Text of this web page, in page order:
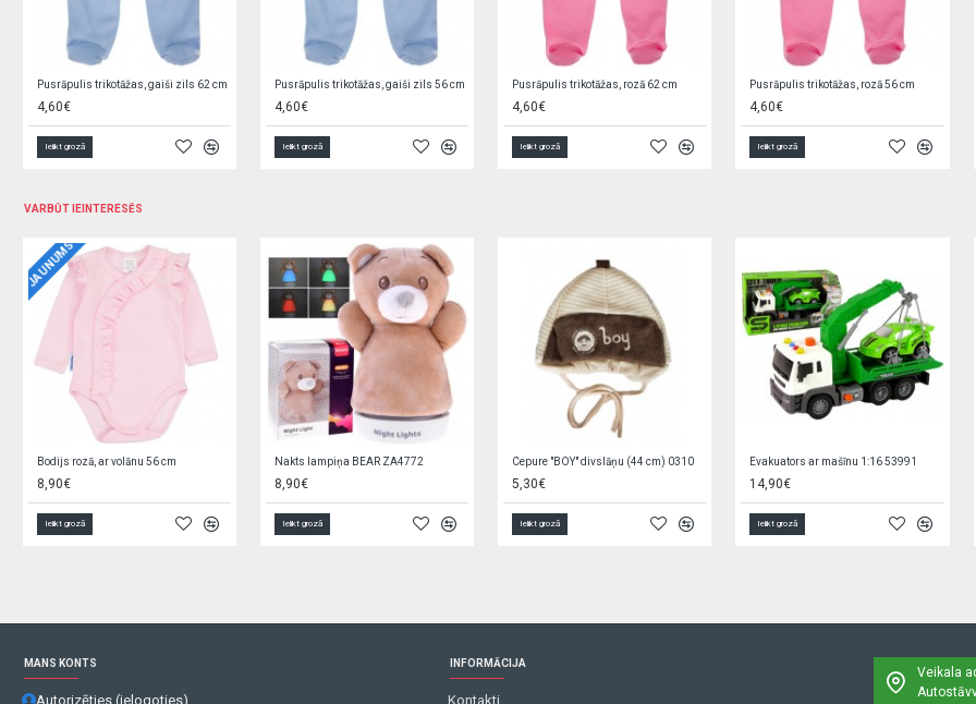
Jaciņa trikotāžas, rozā 62 cm O0YEYROX
5,90€
Ielikt grozā
Jaciņa trikotāžas, gaiši zila 62 cm F9W2GGPL
5,90€
Ielikt grozā
5,90€
Ielikt grozā
Zīdaiņu cimdiņi-dūraiņi STARS
1,90€
Ielikt grozā
VARBŪT IEINTERESĒS
NOLIKTAVAS TĪRĪŠANA
Cimdi 1P SKI BOY REN-0291 (14)
7,20€
Ielikt grozā
5,90€
Ielikt grozā
Boksa komplekts ar cimdiem KX6178
11,50€
Ielikt grozā
Spēle BILJARDS 36x21x3 cm H7503
4,60€
Ielikt grozā
MANS KONTS
Autorizēties (ielogoties)
INFORMĀCIJA
Kontakti
Veikala